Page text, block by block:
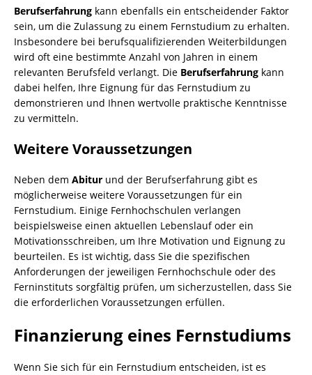
Berufserfahrung kann ebenfalls ein entscheidender Faktor
sein, um die Zulassung zu einem Fernstudium zu erhalten.
Insbesondere bei berufsqualifizierenden Weiterbildungen
wird oft eine bestimmte Anzahl von Jahren in einem
relevanten Berufsfeld verlangt. Die Berufserfahrung kann
dabei helfen, Ihre Eignung für das Fernstudium zu
demonstrieren und Ihnen wertvolle praktische Kenntnisse
zu vermitteln.
Weitere Voraussetzungen
Neben dem Abitur und der Berufserfahrung gibt es
möglicherweise weitere Voraussetzungen für ein
Fernstudium. Einige Fernhochschulen verlangen
beispielsweise einen aktuellen Lebenslauf oder ein
Motivationsschreiben, um Ihre Motivation und Eignung zu
beurteilen. Es ist wichtig, dass Sie die spezifischen
Anforderungen der jeweiligen Fernhochschule oder des
Ferninstituts sorgfältig prüfen, um sicherzustellen, dass Sie
die erforderlichen Voraussetzungen erfüllen.
Finanzierung eines Fernstudiums
Wenn Sie sich für ein Fernstudium entscheiden, ist es